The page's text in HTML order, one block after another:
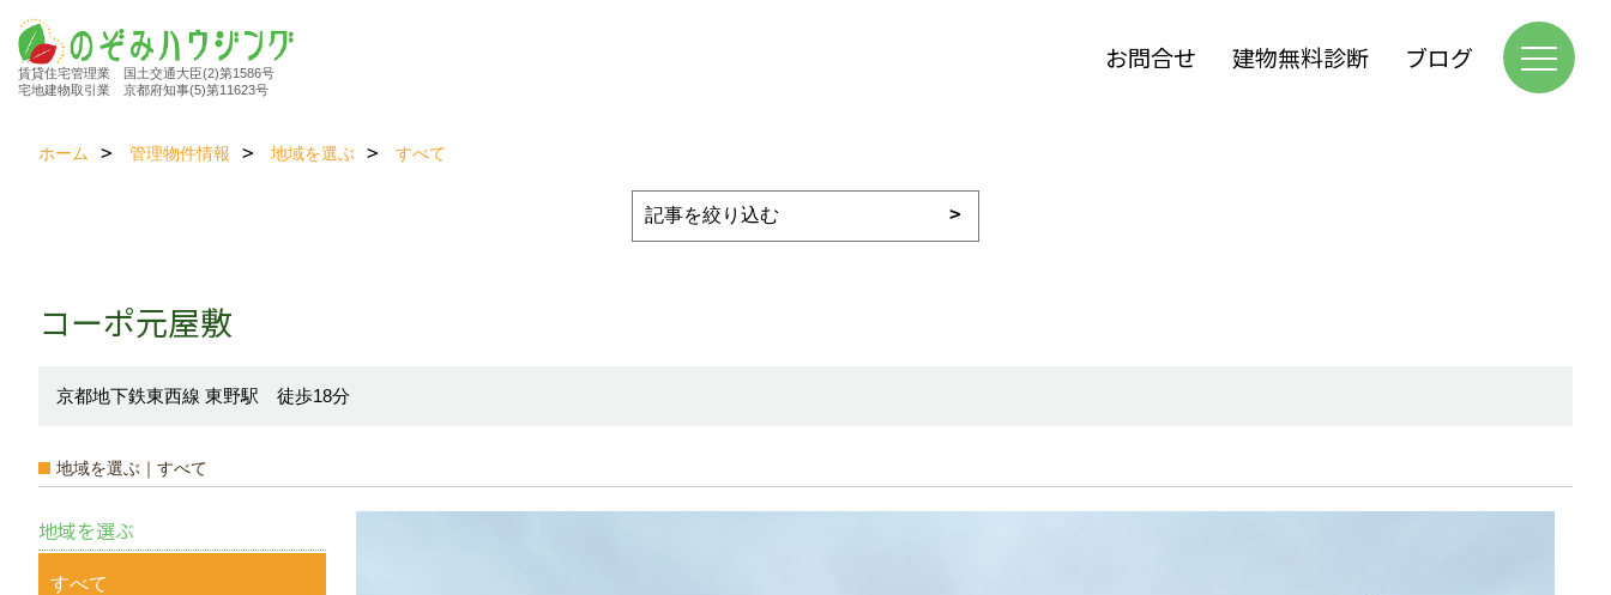
賃貸住宅管理業 国土交通大臣(2)第1586号
宅地建物取引業 京都府知事(5)第11623号
お問合せ 建物無料診断 ブログ
ホーム 管理物件情報 地域を選ぶ すべて
コーポ元屋敷
京都地下鉄東西線 東野駅 徒歩18分
地域を選ぶ｜すべて
地域を選ぶ
すべて